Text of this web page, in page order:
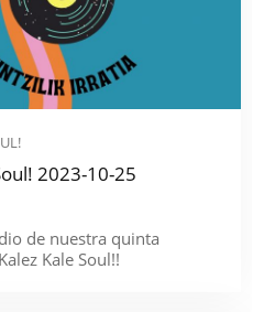
2023-10-25
de nuestra quinta
Kale Soul!!